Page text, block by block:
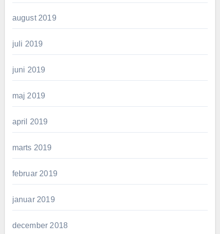
august 2019
juli 2019
juni 2019
maj 2019
april 2019
marts 2019
februar 2019
januar 2019
december 2018